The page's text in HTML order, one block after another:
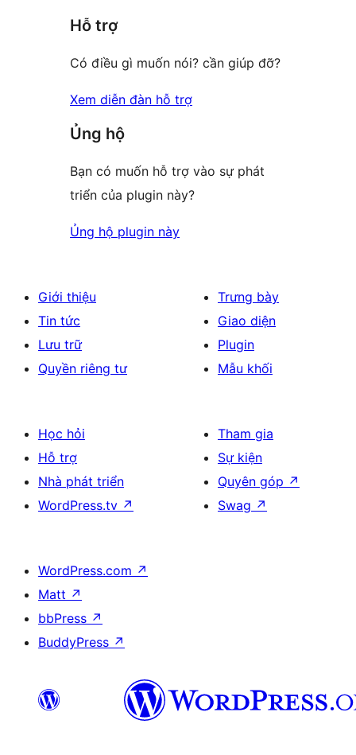
Hỗ trợ
Có điều gì muốn nói? cần giúp đỡ?
Xem diễn đàn hỗ trợ
Ủng hộ
Bạn có muốn hỗ trợ vào sự phát
triển của plugin này?
Ủng hộ plugin này
Giới thiệu
Tin tức
Lưu trữ
Quyền riêng tư
Trưng bày
Giao diện
Plugin
Mẫu khối
Học hỏi
Hỗ trợ
Nhà phát triển
WordPress.tv ↗
Tham gia
Sự kiện
Quyên góp ↗
Swag ↗
WordPress.com ↗
Matt ↗
bbPress ↗
BuddyPress ↗